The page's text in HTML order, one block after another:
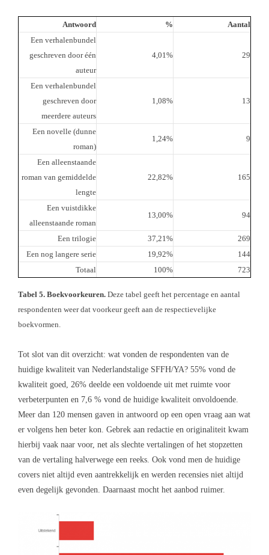
Antwoord %
Aantal
Een verhalenbundel
geschreven door één
auteur
4,01% 29
Een verhalenbundel
geschreven door
meerdere auteurs
1,08% 13
Een novelle (dunne
roman)
1,24% 9
Een alleenstaande
roman van gemiddelde
lengte
22,82% 165
Een vuistdikke
alleenstaande roman
13,00% 94
Een trilogie 37,21%
269
Een nog langere serie
19,92%
144
Totaal
100% 723
Tabel 5. Boekvoorkeuren. Deze tabel geeft het percentage en aantal
respondenten weer dat voorkeur geeft aan de respectievelijke
boekvormen.
Tot slot van dit overzicht: wat vonden de respondenten van de
huidige kwaliteit van Nederlandstalige SFFH/YA? 55% vond de
kwaliteit goed, 26% deelde een voldoende uit met ruimte voor
verbeterpunten en 7,6 % vond de huidige kwaliteit onvoldoende.
Meer dan 120 mensen gaven in antwoord op een open vraag aan wat
er volgens hen beter kon. Gebrek aan redactie en originaliteit kwam
hierbij vaak naar voor, net als slechte vertalingen of het stopzetten
van de vertaling halverwege een reeks. Ook vond men de huidige
covers niet altijd even aantrekkelijk en werden recensies niet altijd
even degelijk gevonden. Daarnaast mocht het aanbod ruimer.